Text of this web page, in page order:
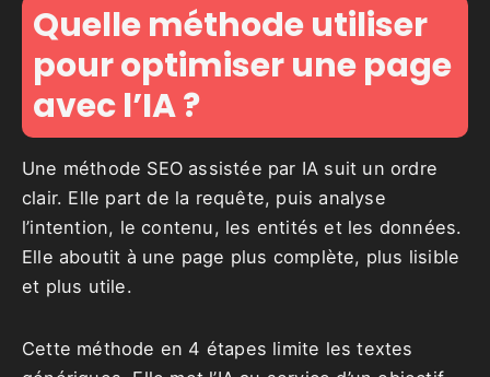
Quelle méthode utiliser
pour optimiser une page
avec l’IA ?
Une méthode SEO assistée par IA suit un ordre
clair. Elle part de la requête, puis analyse
l’intention, le contenu, les entités et les données.
Elle aboutit à une page plus complète, plus lisible
et plus utile.
Cette méthode en 4 étapes limite les textes